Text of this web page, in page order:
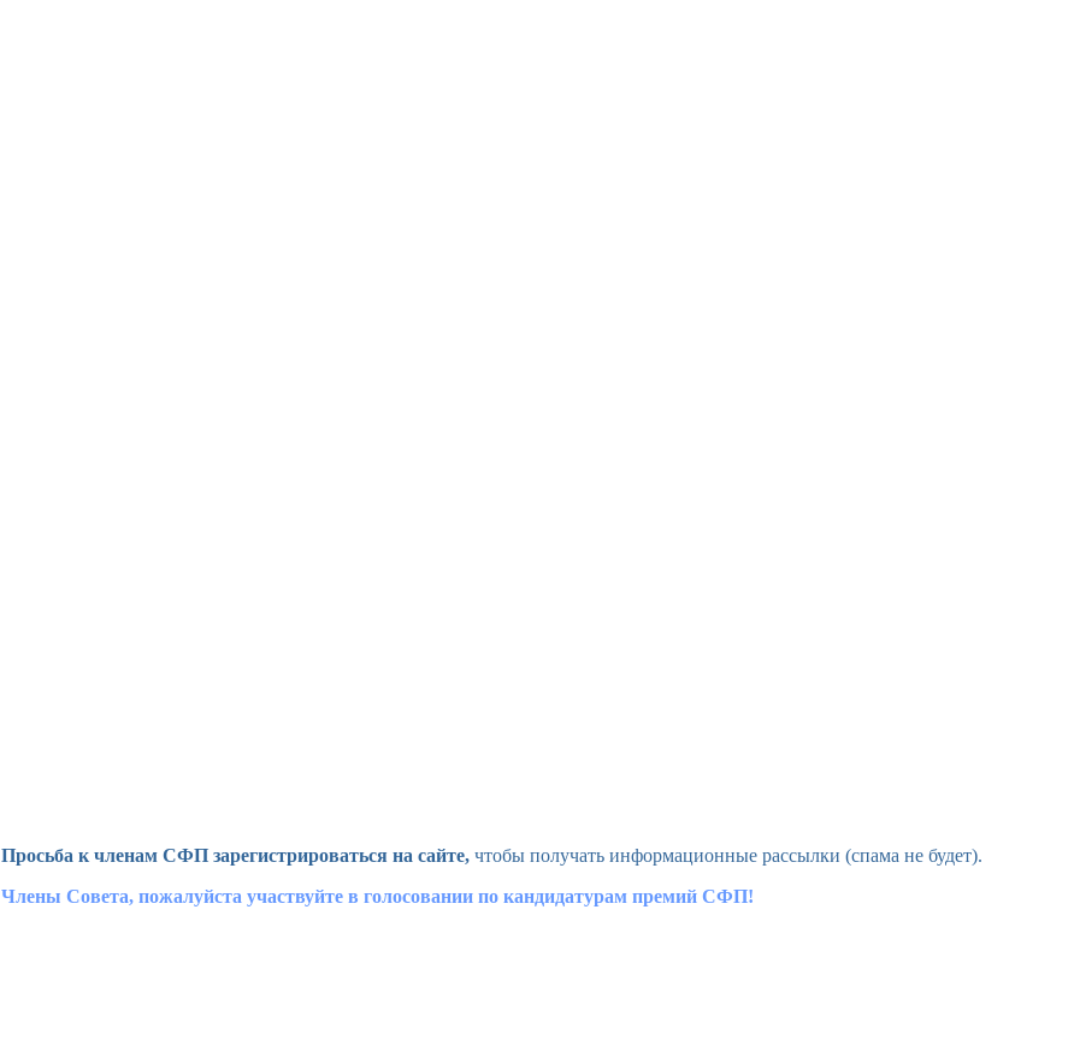
Просьба к членам СФП зарегистрироваться на сайте, чтобы получать информационные рассылки (спама не будет).
Члены Совета, пожалуйста участвуйте в голосовании по кандидатурам премий СФП!